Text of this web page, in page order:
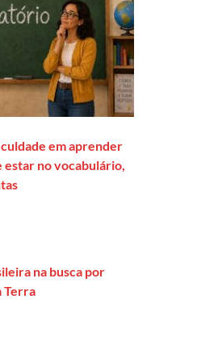
em aprender
estar no vocabulário,
na busca por
Terra